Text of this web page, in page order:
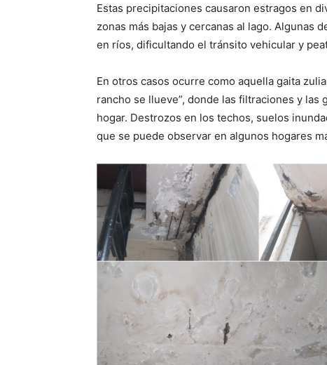
Estas precipitaciones causaron estragos en
zonas más bajas y cercanas al lago. Algunas
en ríos, dificultando el tránsito vehicular y
En otros casos ocurre como aquella gaita
rancho se llueve”, donde las filtraciones y
hogar. Destrozos en los techos, suelos
que se puede observar en algunos hogares